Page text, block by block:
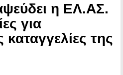
η ΕΛ.ΑΣ.
για
της